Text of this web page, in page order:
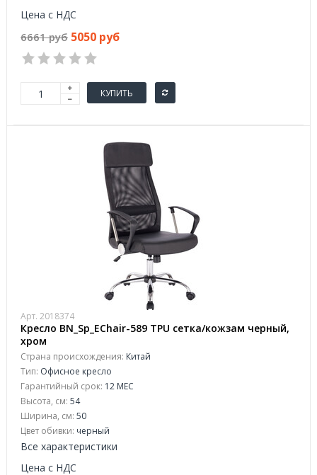
Цена с НДС
6661 руб 5050 руб
КУПИТЬ
Арт. 2018374
Кресло BN_Sp_EChair-589 TPU сетка/кожзам черный,
хром
Страна происхождения: Китай
Тип: Офисное кресло
Гарантийный срок: 12 МЕС
Высота, см: 54
Ширина, см: 50
Цвет обивки: черный
Все характеристики
Цена с НДС